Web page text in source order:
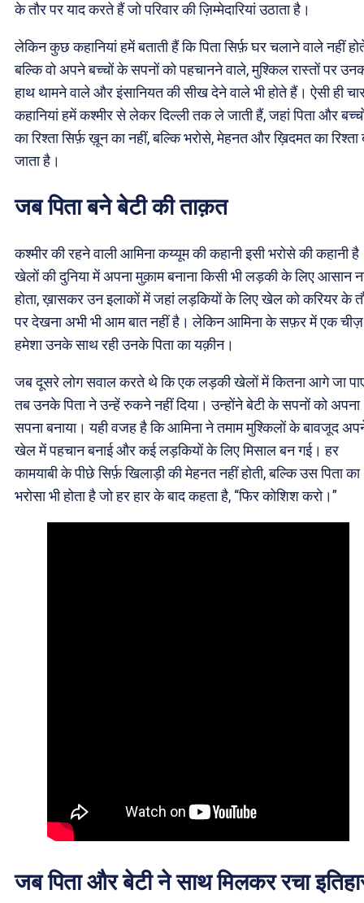
के तौर पर याद करते हैं जो परिवार की ज़िम्मेदारियां उठाता है।
लेकिन कुछ कहानियां हमें बताती हैं कि पिता सिर्फ़ घर चलाने वाले नहीं
बल्कि वो अपने बच्चों के सपनों को पहचानने वाले, मुश्किल रास्तों पर
हाथ थामने वाले और इंसानियत की सीख देने वाले भी होते हैं। ऐसी ही
कहानियां हमें कश्मीर से लेकर दिल्ली तक ले जाती हैं, जहां पिता और
का रिश्ता सिर्फ़ ख़ून का नहीं, बल्कि भरोसे, मेहनत और ख़िदमत का रिश्ता
जाता है।
जब पिता बने बेटी की ताक़त
कश्मीर की रहने वाली आमिना कय्यूम की कहानी इसी भरोसे की कहानी
खेलों की दुनिया में अपना मुक़ाम बनाना किसी भी लड़की के लिए आसान
होता, ख़ासकर उन इलाकों में जहां लड़कियों के लिए खेल को करियर के
पर देखना अभी भी आम बात नहीं है। लेकिन आमिना के सफ़र में एक चीज़
हमेशा उनके साथ रही उनके पिता का यक़ीन।
जब दूसरे लोग सवाल करते थे कि एक लड़की खेलों में कितना आगे जा
तब उनके पिता ने उन्हें रुकने नहीं दिया। उन्होंने बेटी के सपनों को अपना
सपना बनाया। यही वजह है कि आमिना ने तमाम मुश्किलों के बावजूद
खेल में पहचान बनाई और कई लड़कियों के लिए मिसाल बन गई। हर
कामयाबी के पीछे सिर्फ़ खिलाड़ी की मेहनत नहीं होती, बल्कि उस पिता का
भरोसा भी होता है जो हर हार के बाद कहता है, “फिर कोशिश करो।”
जब पिता और बेटी ने साथ मिलकर रचा